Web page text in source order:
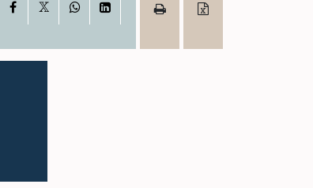
Facebook WhatsAppLinkedIn